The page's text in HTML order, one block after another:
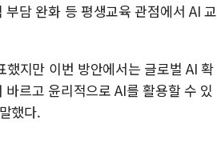
담 완화 등 평생교육 관점에서 AI 교
지만 이번 방안에서는 글로벌 AI 확
르고 윤리적으로 AI를 활용할 수 있
했다.